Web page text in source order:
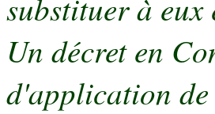
Un décret en
d'application